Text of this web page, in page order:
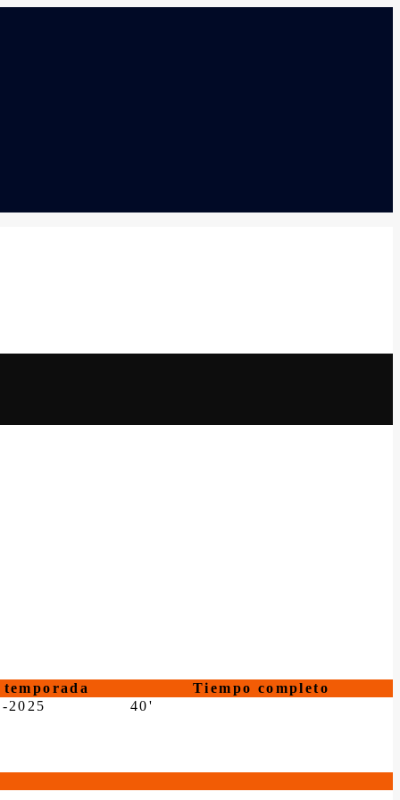
temporada
Tiempo completo
2025 40'